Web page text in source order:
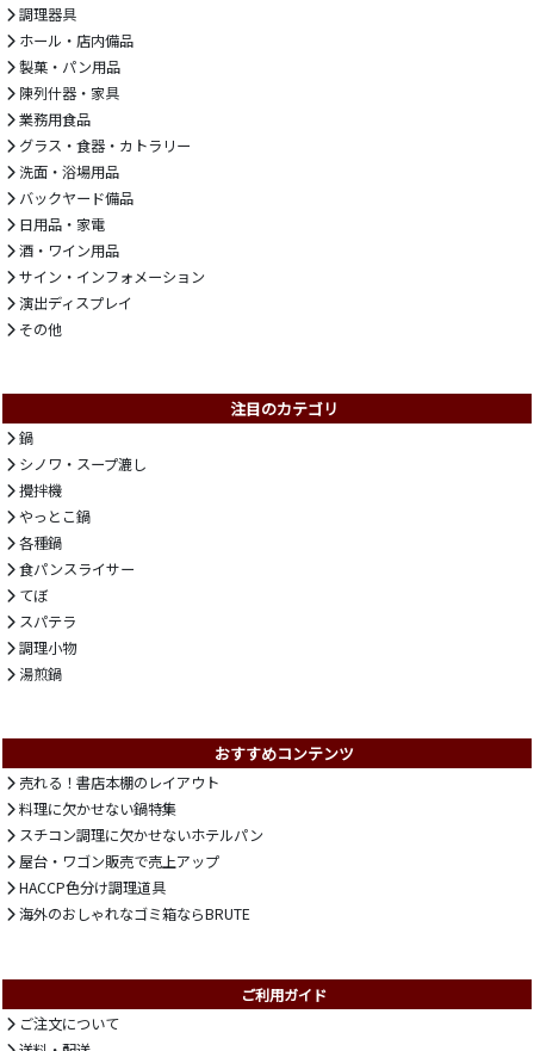
調理器具
ホール・店内備品
製菓・パン用品
陳列什器・家具
業務用食品
グラス・食器・カトラリー
洗面・浴場用品
バックヤード備品
日用品・家電
酒・ワイン用品
サイン・インフォメーション
演出ディスプレイ
その他
注目のカテゴリ
鍋
シノワ・スープ漉し
攪拌機
やっとこ鍋
各種鍋
食パンスライサー
てぼ
スパテラ
調理小物
湯煎鍋
おすすめコンテンツ
売れる！書店本棚のレイアウト
料理に欠かせない鍋特集
スチコン調理に欠かせないホテルパン
屋台・ワゴン販売で売上アップ
HACCP色分け調理道具
海外のおしゃれなゴミ箱ならBRUTE
ご利用ガイド
ご注文について